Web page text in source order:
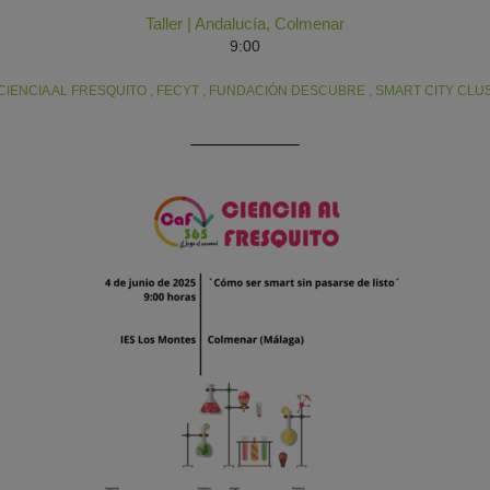
Taller | Andalucía, Colmenar
9:00
AL FRESQUITO , FECYT , FUNDACIÓN DESCUBRE , SMART CITY